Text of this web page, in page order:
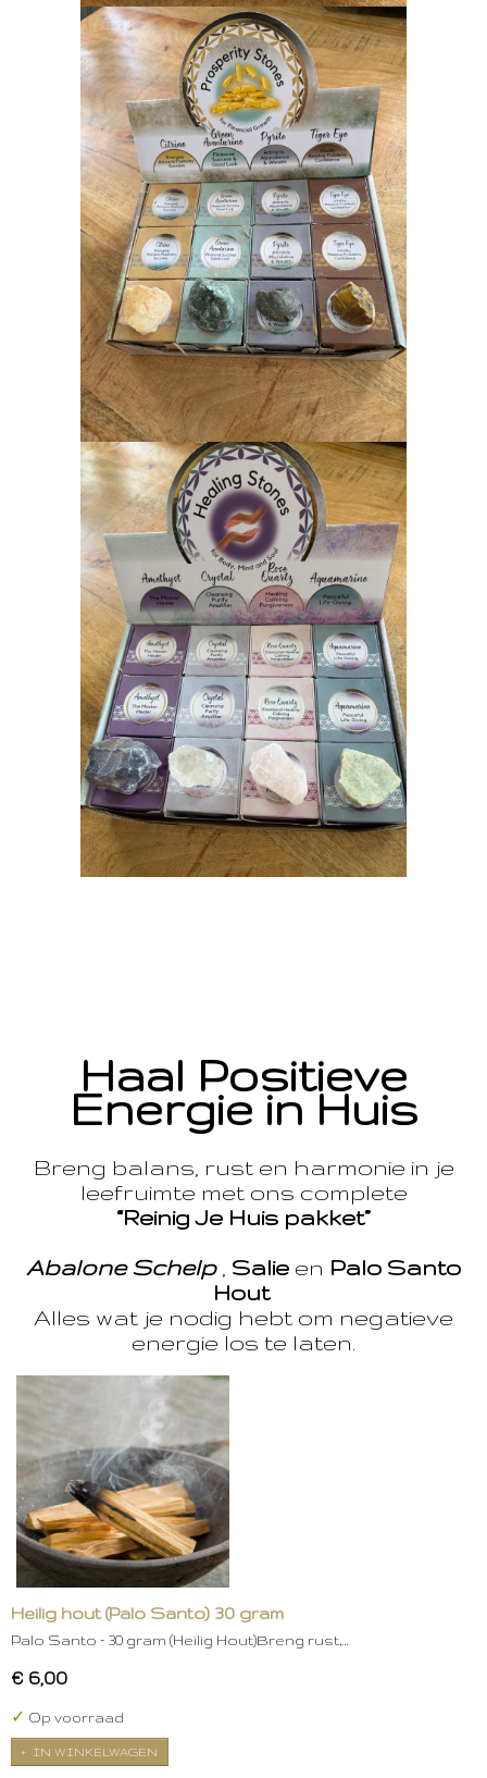
Haal Positieve
Energie in Huis
Breng balans, rust en harmonie in je
leefruimte met ons complete
“Reinig Je Huis pakket”
Abalone Schelp, Salie en Palo Santo
Hout
Alles wat je nodig hebt om negatieve
energie los te laten.
Heilig hout (Palo Santo) 30 gram
Palo Santo – 30 gram (Heilig Hout)Breng rust,…
€ 6,00
✓ Op voorraad
IN WINKELWAGEN